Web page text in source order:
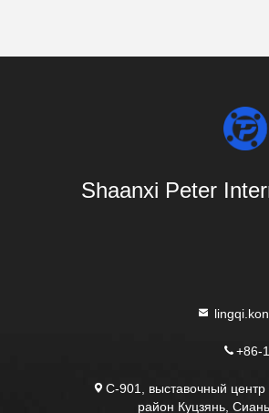
Shaanxi Peter
+86-
C-901, выставочный
район Куцзянь,